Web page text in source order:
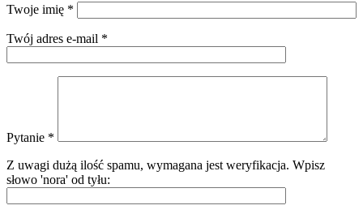
Twoje imię *
Twój adres e-mail *
Pytanie *
Z uwagi dużą ilość spamu, wymagana jest weryfikacja. Wpisz
słowo 'nora' od tyłu: